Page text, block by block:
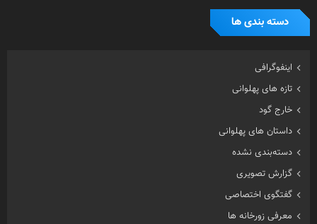
دسته بندی ها
اینفوگرافی
تازه های پهلوانی
خارج گود
داستان های پهلوانی
دسته‌بندی نشده
گزارش تصویری
گفتگوی اختصاصی
معرفی زورخانه ها